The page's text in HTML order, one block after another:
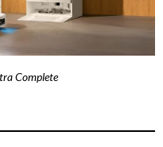
Complete